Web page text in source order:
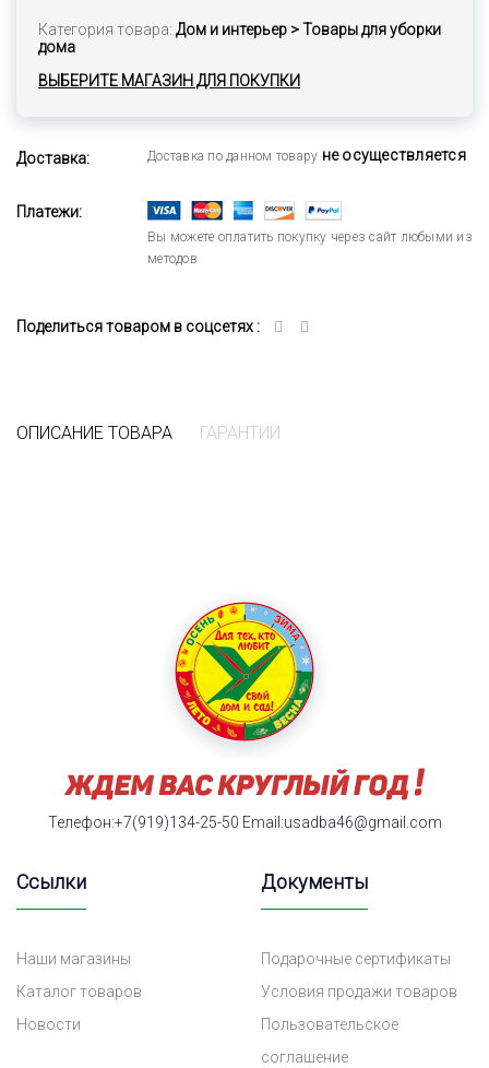
Категория товара: Дом и интерьер > Товары для уборки
дома
ВЫБЕРИТЕ МАГАЗИН ДЛЯ ПОКУПКИ
Доставка: Доставка по данном товару не осуществляется
Платежи:
Вы можете оплатить покупку через сайт любыми из
методов
Поделиться товаром в соцсетях :
ОПИСАНИЕ ТОВАРА ГАРАНТИИ
Телефон:+7(919)134-25-50 Email:usadba46@gmail.com
Ссылки
Наши магазины
Каталог товаров
Новости
Документы
Подарочные сертификаты
Условия продажи товаров
Пользовательское
соглашение